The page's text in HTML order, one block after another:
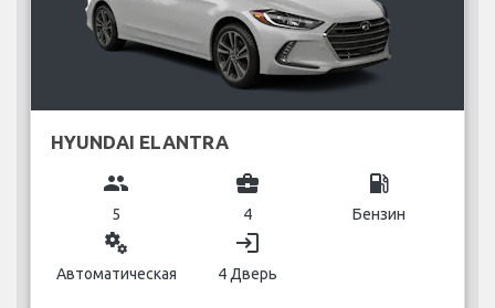
HYUNDAI ELANTRA
group
5
business_center
4
local_gas_station
Бензин
miscellaneous_services
Автоматическая
login
4 Дверь